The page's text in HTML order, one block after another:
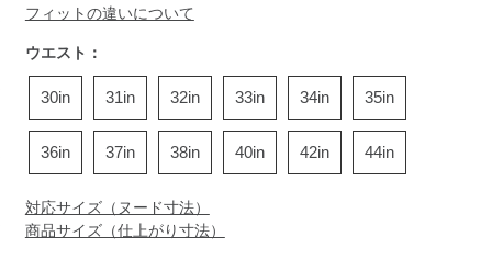
フィットの違いについて
ウエスト：
30in 31in 32in 33in 34in 35in
36in 37in 38in 40in 42in 44in
対応サイズ（ヌード寸法）
商品サイズ（仕上がり寸法）